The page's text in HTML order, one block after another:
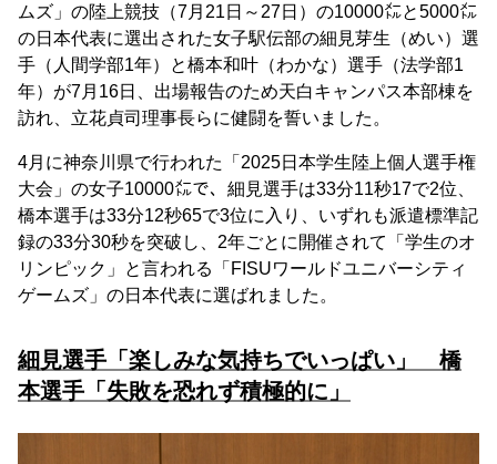
ムズ」の陸上競技（7月21日～27日）の10000㍍と5000㍍
の日本代表に選出された女子駅伝部の細見芽生（めい）選
手（人間学部1年）と橋本和叶（わかな）選手（法学部1
年）が7月16日、出場報告のため天白キャンパス本部棟を
訪れ、立花貞司理事長らに健闘を誓いました。
4月に神奈川県で行われた「2025日本学生陸上個人選手権
大会」の女子10000㍍で、細見選手は33分11秒17で2位、
橋本選手は33分12秒65で3位に入り、いずれも派遣標準記
録の33分30秒を突破し、2年ごとに開催されて「学生のオ
リンピック」と言われる「FISUワールドユニバーシティ
ゲームズ」の日本代表に選ばれました。
細見選手「楽しみな気持ちでいっぱい」 橋
本選手「失敗を恐れず積極的に」